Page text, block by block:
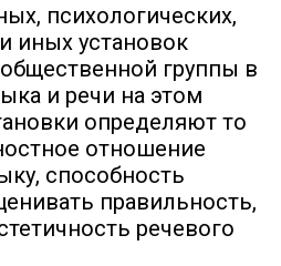
психологических,
иных установок
группы в
и речи на этом
определяют то
отношение
способность
правильность,
речевого